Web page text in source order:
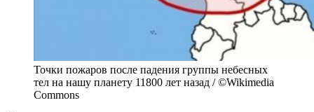
Точки пожаров после падения группы небесных
тел на нашу планету 11800 лет назад / ©Wikimedia
Commons